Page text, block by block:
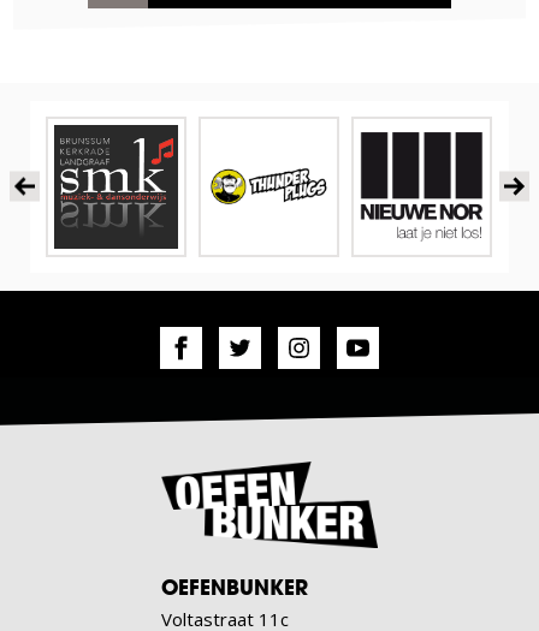
OEFENBUNKER
Voltastraat 11c